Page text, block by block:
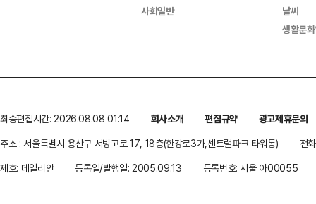
사회일반
날씨
생활문
최종편집시간: 2026.08.08 01:14 회사소개 편집규약
광고제휴문의
주소 : 서울특별시 용산구 서빙고로 17, 18층(한강로3가,센트럴파크 타워동)
전
제호: 데일리안
등록일/발행일: 2005.09.13 등록번호: 서울 아00055